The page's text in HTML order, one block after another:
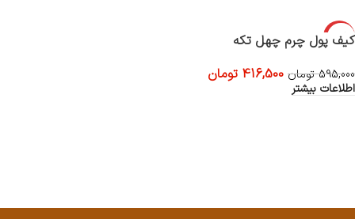
-30%
ی
کیف پول چرم چهل تکه
595,000 تومان 416,500 تومان
اطلاعات بیشتر